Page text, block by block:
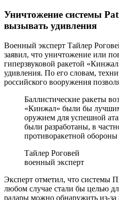
Уничтожение системы
вызывать удивления
Военный эксперт Тайлер
заявил, что уничтожение или
гиперзвуковой ракетой
удивления. По его словам,
российского вооружения
Баллистические ракеты
«Кинжал» были бы
оружием для успешной
были разработаны, в
противоракетной
Тайлер Роговей
военный эксперт
Эксперт отметил, что системы
любом случае стали бы целью
радары можно обнаружить из-